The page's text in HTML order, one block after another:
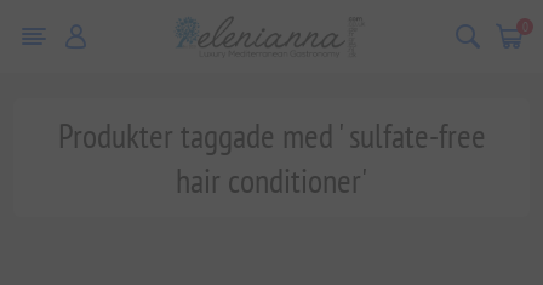
0
Produkter taggade med ' sulfate-free
hair conditioner'